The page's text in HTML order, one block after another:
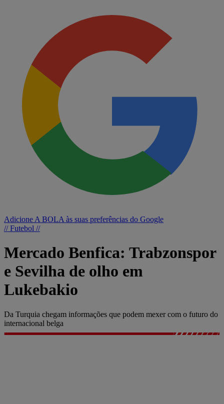
Adicione A BOLA às suas preferências do Google
// Futebol //
Mercado Benfica: Trabzonspor
e Sevilha de olho em
Lukebakio
Da Turquia chegam informações que podem mexer com o futuro do
internacional belga